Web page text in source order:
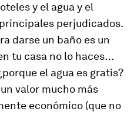
y el agua y el
perjudicados.
darse un baño es un
tu casa no lo haces…
el agua es gratis?
valor mucho más
económico (que no